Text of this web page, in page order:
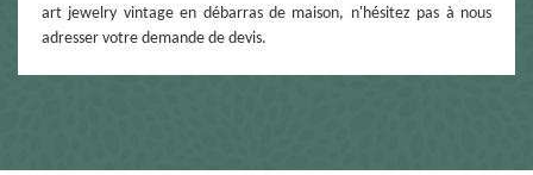
art jewelry vintage en débarras de maison, n'hésitez pas à nous
adresser votre demande de devis.